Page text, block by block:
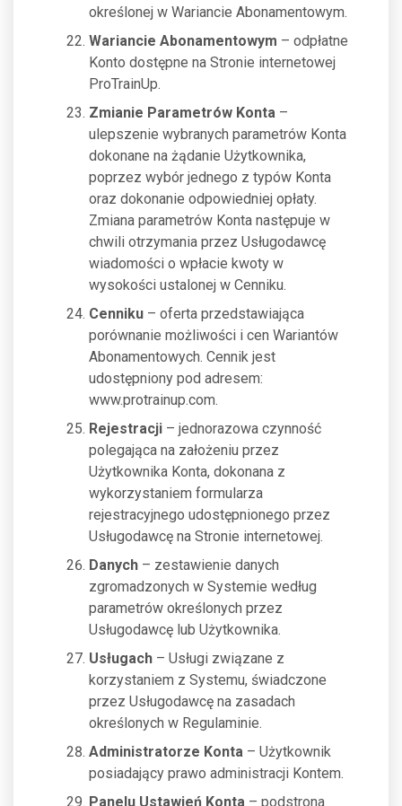
określonej w Wariancie Abonamentowym.
Wariancie Abonamentowym – odpłatne
Konto dostępne na Stronie internetowej
ProTrainUp.
Zmianie Parametrów Konta –
ulepszenie wybranych parametrów Konta
dokonane na żądanie Użytkownika,
poprzez wybór jednego z typów Konta
oraz dokonanie odpowiedniej opłaty.
Zmiana parametrów Konta następuje w
chwili otrzymania przez Usługodawcę
wiadomości o wpłacie kwoty w
wysokości ustalonej w Cenniku.
Cenniku – oferta przedstawiająca
porównanie możliwości i cen Wariantów
Abonamentowych. Cennik jest
udostępniony pod adresem:
www.protrainup.com.
Rejestracji – jednorazowa czynność
polegająca na założeniu przez
Użytkownika Konta, dokonana z
wykorzystaniem formularza
rejestracyjnego udostępnionego przez
Usługodawcę na Stronie internetowej.
Danych – zestawienie danych
zgromadzonych w Systemie według
parametrów określonych przez
Usługodawcę lub Użytkownika.
Usługach – Usługi związane z
korzystaniem z Systemu, świadczone
przez Usługodawcę na zasadach
określonych w Regulaminie.
Administratorze Konta – Użytkownik
posiadający prawo administracji Kontem.
Panelu Ustawień Konta – podstrona